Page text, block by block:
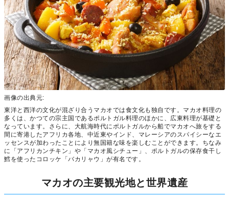
画像の出典元:
東洋と西洋の文化が混ざり合うマカオでは食文化も独自です。マカオ料理の
多くは、かつての宗主国であるポルトガル料理のほかに、広東料理が基礎と
なっています。さらに、大航海時代にポルトガルから船でマカオへ旅をする
間に寄港したアフリカ各地、中近東やインド、マレーシアのスパイシーなエ
ッセンスが加わったことにより無国籍な味を楽しむことができます。ちなみ
に「アフリカンチキン」や「マカオ風シチュー」、ポルトガルの保存食干し
鱈を使ったコロッケ「バカリャウ」が有名です。
マカオの主要観光地と世界遺産